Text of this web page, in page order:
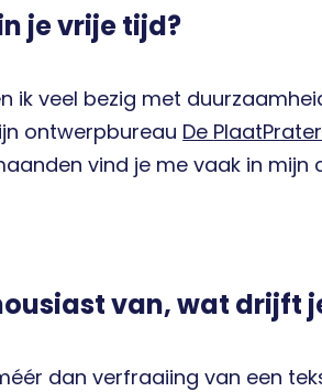
je vrije tijd?
ik veel bezig met
ontwerpbureau De
vind je me vaak in mijn
van, wat drijft
dan verfraaiing van een